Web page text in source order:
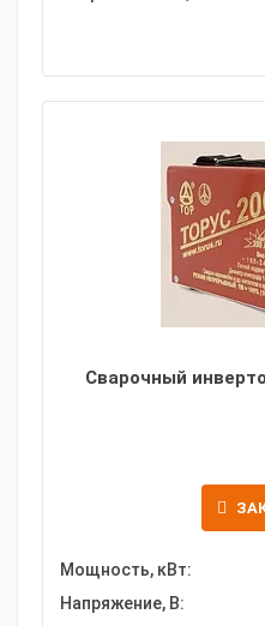
Сварочный
Мощность, кВт:
Напряжение, В: